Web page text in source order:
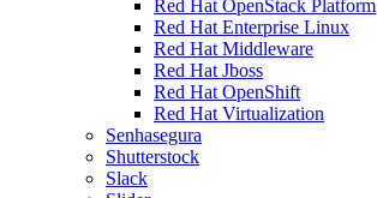
Red Hat OpenStack Platform
Red Hat Enterprise Linux
Red Hat Middleware
Red Hat Jboss
Red Hat OpenShift
Red Hat Virtualization
Senhasegura
Shutterstock
Slack